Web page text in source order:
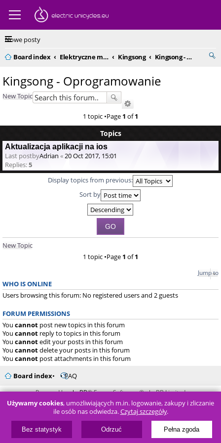
Nowe posty
Board index
Elektryczne monocykle - kompendium Kingsong Kingsong - Oprogramowanie
Kingsong - Oprogramowanie
New Topic
1 topic •Page 1 of1
Topics
Aktualizacja aplikacji na ios
Last postbyAdrian «20 Oct 2017, 15:01
Replies:5
Display topics from previous:
Sort by
New Topic
1 topic •Page 1 of1
Jump to
WHO IS ONLINE
Users browsing this forum: No registered users and 2 guests
FORUM PERMISSIONS
You cannot post new topics in this forum
You cannot reply to topics in this forum
You cannotedit your posts in this forum
You cannotdelete your posts in this forum
You cannot post attachments in this forum
Board index
FAQ
Powered byphpBB® Forum Software © phpBB Limited
Używamy cookies, umożliwiających m.in. logowanie, zakupy i zliczanie
ile osób nas odwiedza.Czytaj szczegóły.
Bez statystyk Odrzuć Pełna zgoda